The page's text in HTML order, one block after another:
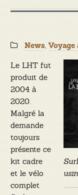
Categories:
News,Voyage
Le LHT fut
produit de
2004 à
2020.
Malgré la
demande
toujours
présente ce
kit cadre
et le vélo
complet